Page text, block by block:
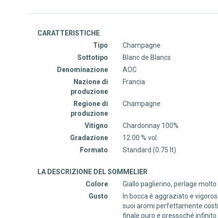
CARATTERISTICHE
Tipo
Champagne
Sottotipo
Blanc de Blancs
Denominazione
AOC
Nazione di
produzione
Francia
Regione di
produzione
Champagne
Vitigno
Chardonnay 100%
Gradazione
12.00 % vol.
Formato
Standard (0.75 lt)
LA DESCRIZIONE DEL SOMMELIER
Colore
Giallo paglierino, perlage
Gusto
In bocca è aggraziato e
suoi aromi perfettamente
finale puro e pressoché infinito